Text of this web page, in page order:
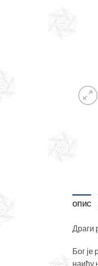
ОПИС
Драги
Бог је
наиђу